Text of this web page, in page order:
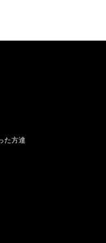
た方達